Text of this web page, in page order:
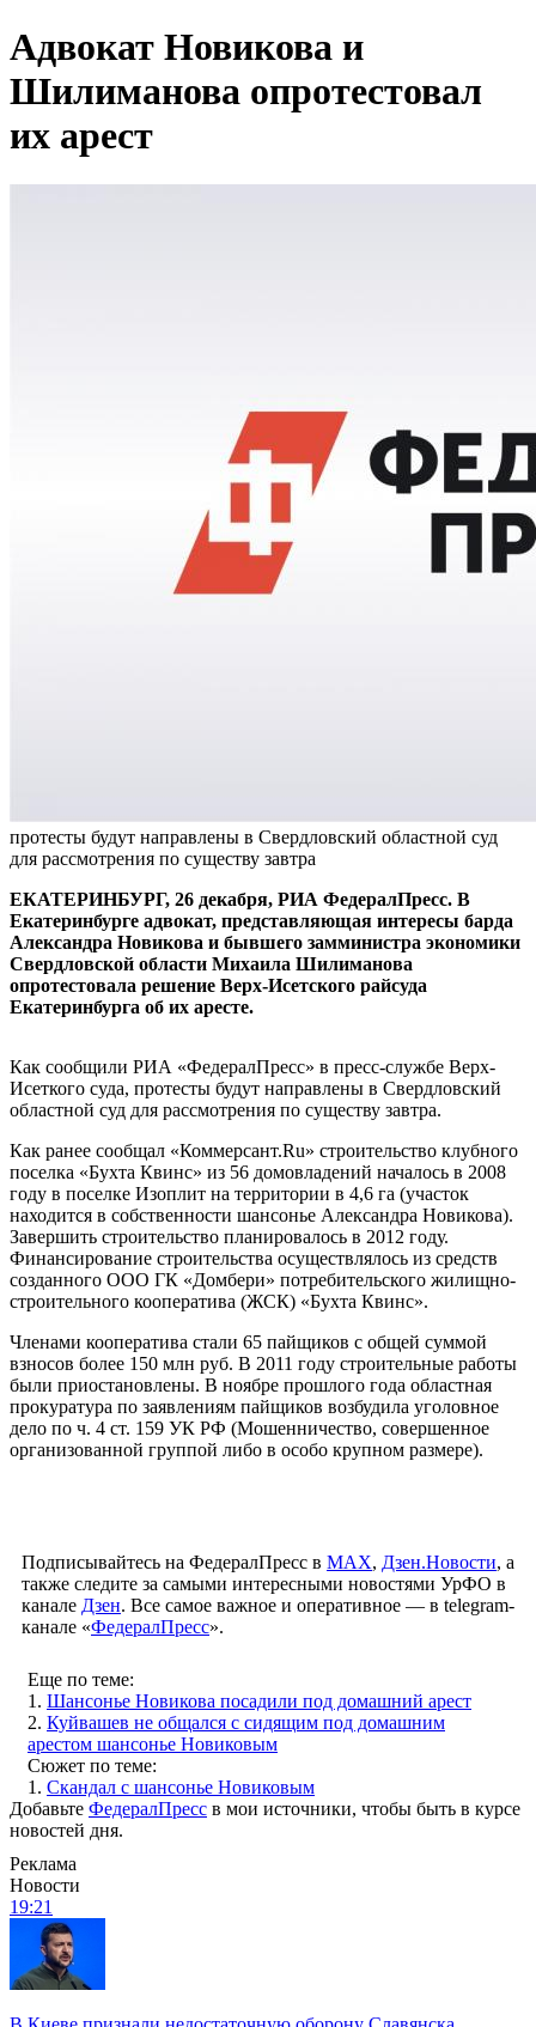
Адвокат Новикова и
Шилиманова опротестовал
их арест
протесты будут направлены в Свердловский областной суд
для рассмотрения по существу завтра
ЕКАТЕРИНБУРГ, 26 декабря, РИА ФедералПресс. В
Екатеринбурге адвокат, представляющая интересы барда
Александра Новикова и бывшего замминистра экономики
Свердловской области Михаила Шилиманова
опротестовала решение Верх-Исетского райсуда
Екатеринбурга об их аресте.
Как сообщили РИА «ФедералПресс» в пресс-службе Верх-
Исеткого суда, протесты будут направлены в Свердловский
областной суд для рассмотрения по существу завтра.
Как ранее сообщал «Коммерсант.Ru» строительство клубного
поселка «Бухта Квинс» из 56 домовладений началось в 2008
году в поселке Изоплит на территории в 4,6 га (участок
находится в собственности шансонье Александра Новикова).
Завершить строительство планировалось в 2012 году.
Финансирование строительства осуществлялось из средств
созданного ООО ГК «Домбери» потребительского жилищно-
строительного кооператива (ЖСК) «Бухта Квинс».
Членами кооператива стали 65 пайщиков с общей суммой
взносов более 150 млн руб. В 2011 году строительные работы
были приостановлены. В ноябре прошлого года областная
прокуратура по заявлениям пайщиков возбудила уголовное
дело по ч. 4 ст. 159 УК РФ (Мошенничество, совершенное
организованной группой либо в особо крупном размере).
Подписывайтесь на ФедералПресс в МАХ, Дзен.Новости, а
также следите за самыми интересными новостями УрФО в
канале Дзен. Все самое важное и оперативное — в telegram-
канале «ФедералПресс».
Еще по теме:
1. Шансонье Новикова посадили под домашний арест
2. Куйвашев не общался с сидящим под домашним
арестом шансонье Новиковым
Сюжет по теме:
1. Скандал с шансонье Новиковым
Добавьте ФедералПресс в мои источники, чтобы быть в курсе
новостей дня.
Реклама
Новости
19:21